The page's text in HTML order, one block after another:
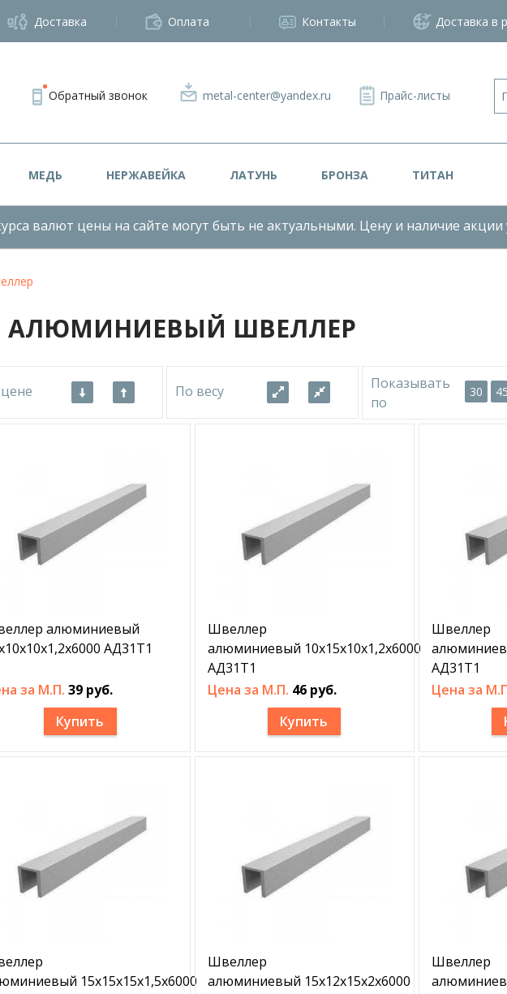
Доставка Оплата Контакты Доставка в
Обратный звонок metal-center@yandex.ru Прайс-листы
МЕДЬ НЕРЖАВЕЙКА ЛАТУНЬ БРОНЗА ТИТАН
валют цены на сайте могут быть не актуальными. Цену и наличие
АЛЮМИНИЕВЫЙ ШВЕЛЛЕР
По весу
Показывать
по
30 45
алюминиевый
АД31Т1
за М.П. 39 руб.
Купить
Швеллер
алюминиевый 10х15х10х1,2х6000
АД31Т1
Цена за М.П. 46 руб.
Купить
Швеллер
АД31Т1
Цена за
15х15х15х1,5х6000
Швеллер
алюминиевый 15х12х15х2х6000
Швеллер